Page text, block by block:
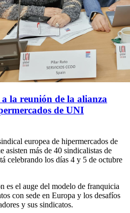
a la reunión de la alianza
de UNI
europea de hipermercados de
asisten más de 40 sindicalistas de
celebrando los días 4 y 5 de octubre
es el auge del modelo de franquicia
con sede en Europa y los desafíos
y sus sindicatos.